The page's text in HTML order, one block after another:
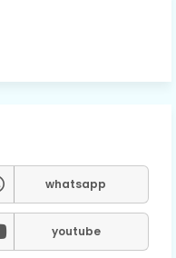
whatsapp
youtube